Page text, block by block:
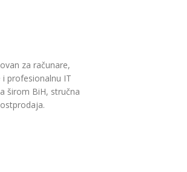
za računare,
profesionalnu IT
širom BiH, stručna